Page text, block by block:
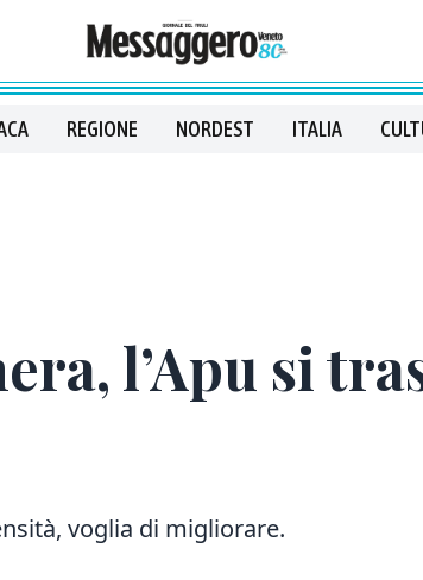
REGIONE NORDEST ITALIA
l’Apu si
voglia di migliorare.